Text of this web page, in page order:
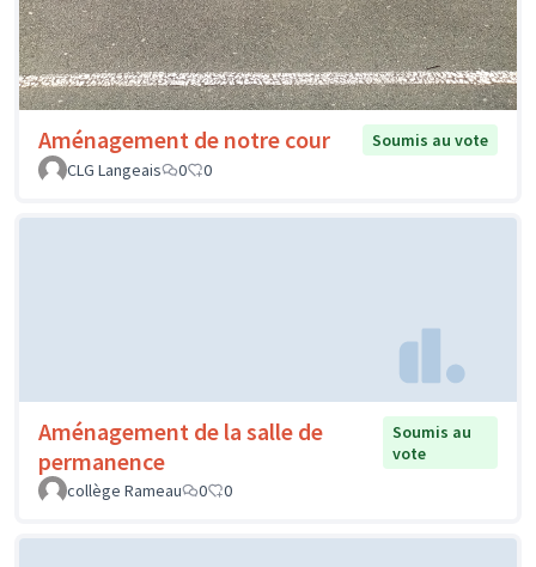
Aménagement de notre cour
Soumis au vote
CLG Langeais
0 0
Aménagement de la salle de
permanence
Soumis au
vote
collège Rameau
0 0